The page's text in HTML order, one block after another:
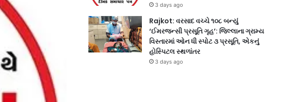
3 days ago
Rajkot: વરસાદ વચ્ચે ૧૦૮ બન્યું
‘ઈમરજન્સી પ્રસૂતિ ગૃહ’: જિલ્લાના ગ્રામ્ય
વિસ્તારમાં ઓન ધી સ્પોટ ૩ પ્રસૂતિ, એકનું
હોસ્પિટલ સ્થળાંતર
3 days ago